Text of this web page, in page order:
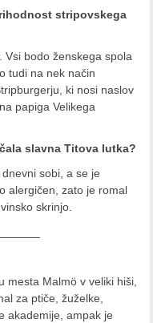
stripovskega
Vsi bodo ženskega spola
tudi na nek način
ki nosi naslov
papiga Velikega
slavna Titova lutka?
sobi, a se je
alergičen, zato je romal
skrinjo.
mesta Malmö v veliki hiši,
za ptiče, žuželke,
akademije, ampak je